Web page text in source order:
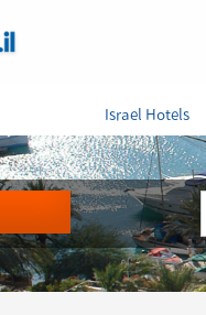
Israel Hotels